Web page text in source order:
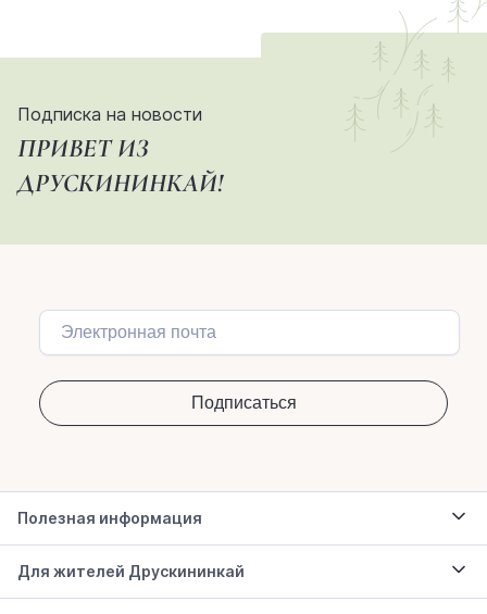
Подписка на новости
ПРИВЕТ ИЗ
ДРУСКИНИНКАЙ!
Полезная информация
Для жителей Друскининкай